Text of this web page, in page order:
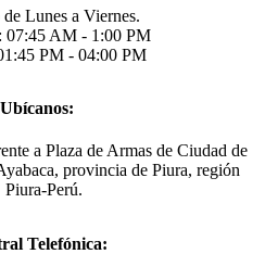
Lunes a Viernes.
07:45 AM - 1:00 PM
PM - 04:00 PM
Ubícanos:
a Plaza de Armas de Ciudad de
provincia de Piura, región
Piura-Perú.
Telefónica: